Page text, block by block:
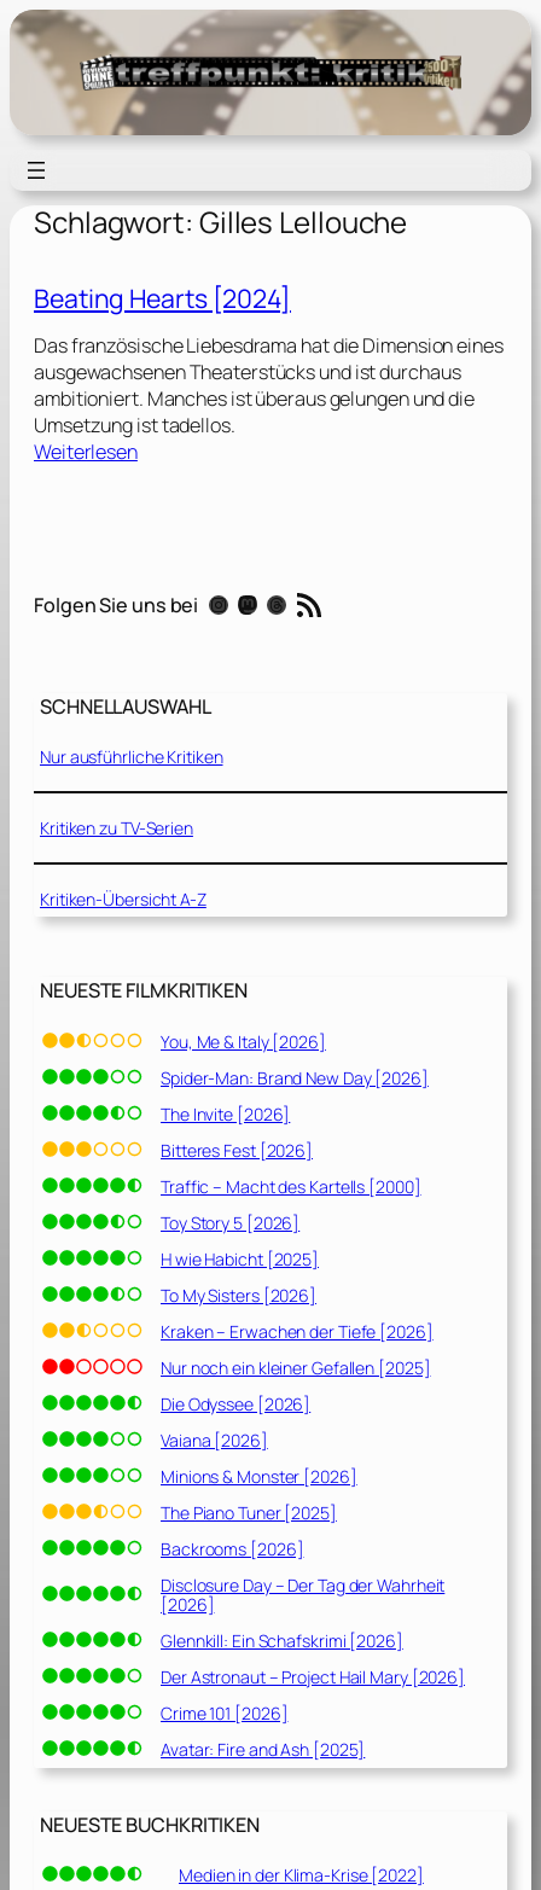
Zum
Inhalt
springen
Schlagwort: Gilles Lellouche
Beating Hearts [2024]
Das französische Liebesdrama hat die Dimension eines
ausgewachsenen Theaterstücks und ist durchaus
ambitioniert. Manches ist überaus gelungen und die
Umsetzung ist tadellos.
Weiterlesen:
n
a
t
s
[
2
4
Folgen Sie uns bei Instagram Mastodon Threads RSS-Feed
SCHNELLAUSWAHL
Nur ausführliche Kritiken
Kritiken zu TV-Serien
Kritiken-Übersicht A-Z
NEUESTE FILMKRITIKEN
You, Me & Italy [2026]
Spider-Man: Brand New Day [2026]
The Invite [2026]
Bitteres Fest [2026]
Traffic – Macht des Kartells [2000]
Toy Story 5 [2026]
H wie Habicht [2025]
To My Sisters [2026]
Kraken – Erwachen der Tiefe [2026]
Nur noch ein kleiner Gefallen [2025]
Die Odyssee [2026]
Vaiana [2026]
Minions & Monster [2026]
The Piano Tuner [2025]
Backrooms [2026]
Disclosure Day – Der Tag der Wahrheit
[2026]
Glennkill: Ein Schafskrimi [2026]
Der Astronaut – Project Hail Mary [2026]
Crime 101 [2026]
Avatar: Fire and Ash [2025]
NEUESTE BUCHKRITIKEN
Medien in der Klima-Krise [2022]